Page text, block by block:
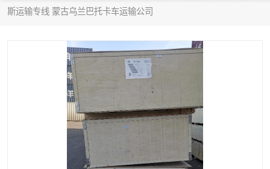
斯运输专线 蒙古乌兰巴托卡车运输公司
中欧班列
蒙古乌兰巴托双清包税
蒙古乌兰巴托空运专线
蒙古乌兰巴托汽运专线
中亚铁路运输